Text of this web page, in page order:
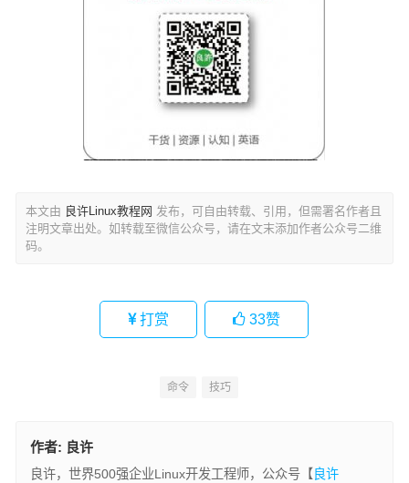
本文由 良许Linux教程网 发布，可自由转载、引用，但需署名作者且
注明文章出处。如转载至微信公众号，请在文末添加作者公众号二维
码。
打赏 33赞
命令 技巧
作者: 良许
良许，世界500强企业Linux开发工程师，公众号【 良许